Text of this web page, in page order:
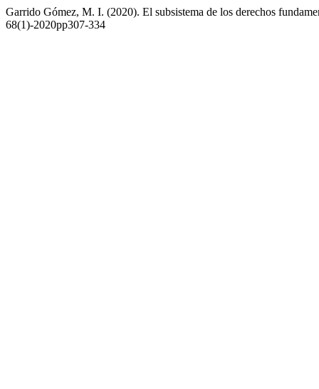
Garrido Gómez, M. I. (2020). El subsistema de los derechos
68(1)-2020pp307-334